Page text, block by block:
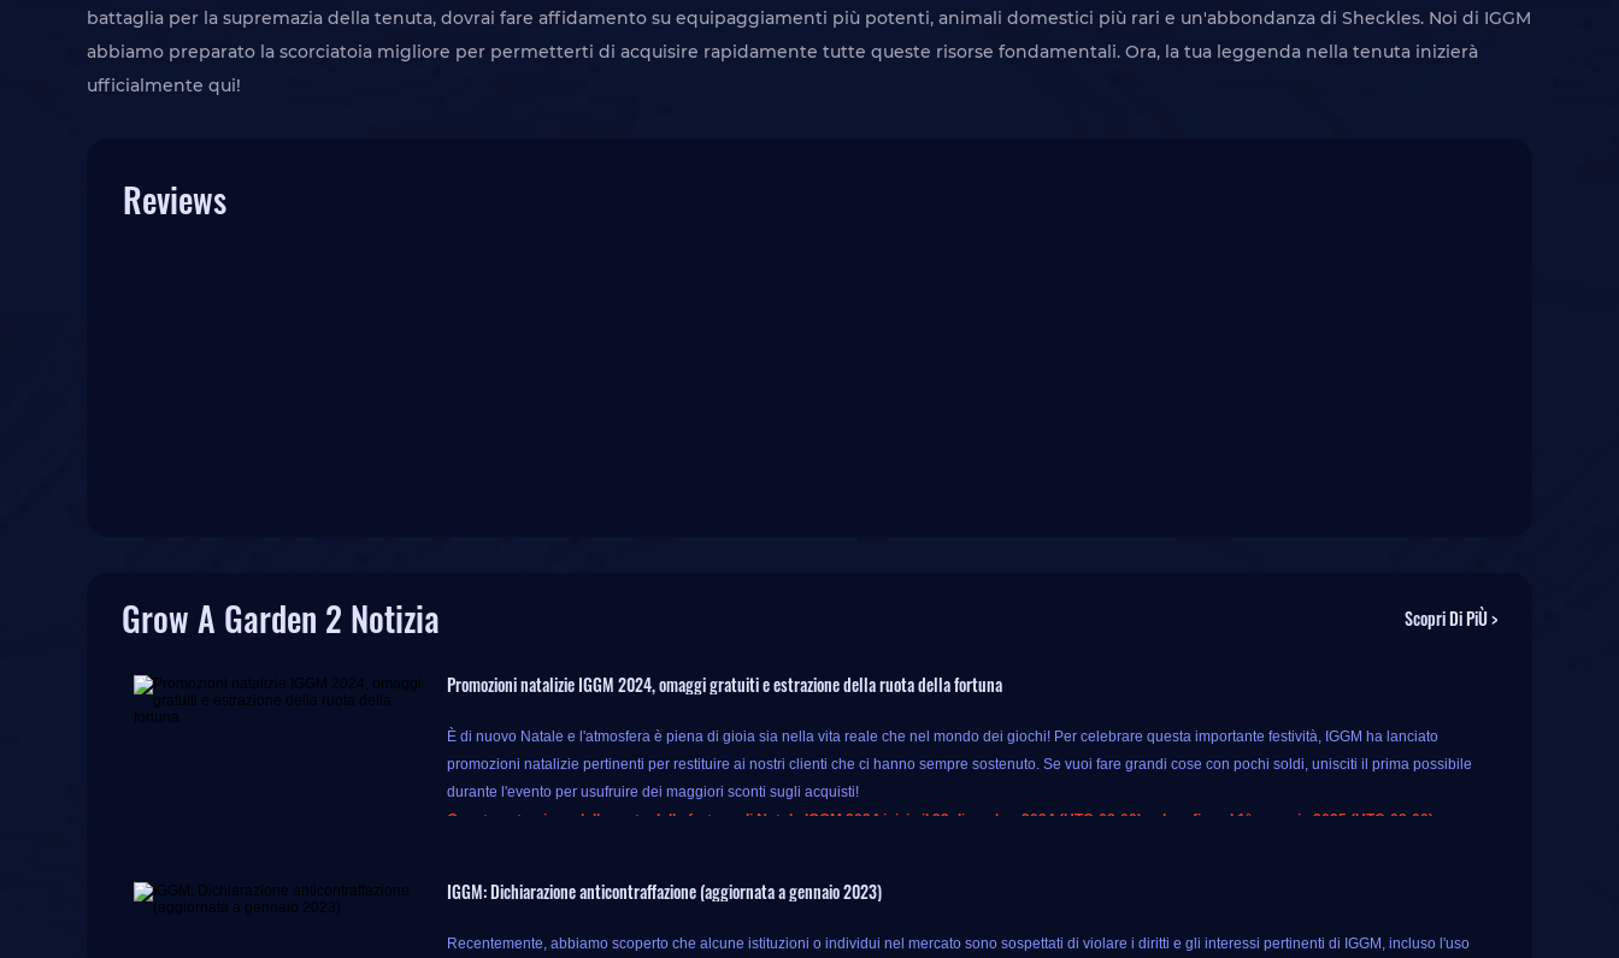
battaglia per la supremazia della tenuta, dovrai fare affidamento su equipaggiamenti più potenti, animali domestici più rari e un'abbondanza di Sheckles. Noi di IGGM
abbiamo preparato la scorciatoia migliore per permetterti di acquisire rapidamente tutte queste risorse fondamentali. Ora, la tua leggenda nella tenuta inizierà
ufficialmente qui!
Reviews
Grow A Garden 2 Notizia Scopri Di PiÙ >
Promozioni natalizie IGGM 2024, omaggi gratuiti e estrazione della ruota della fortuna
È di nuovo Natale e l'atmosfera è piena di gioia sia nella vita reale che nel mondo dei giochi! Per celebrare questa importante festività, IGGM ha lanciato
promozioni natalizie pertinenti per restituire ai nostri clienti che ci hanno sempre sostenuto. Se vuoi fare grandi cose con pochi soldi, unisciti il ​​prima possibile
durante l'evento per usufruire dei maggiori sconti sugli acquisti!
Questa estrazione della ruota della fortuna di Natale IGGM 2024 inizia il 23 dicembre 2024 (UTC-08:00) e dura fino al 1° gennaio 2025 (UTC-08:00).
ottenere più prodotti di gioco solo con i soldi originali, quindi perché no?
IGGM: Dichiarazione anticontraffazione (aggiornata a gennaio 2023)
Recentemente, abbiamo scoperto che alcune istituzioni o individui nel mercato sono sospettati di violare i diritti e gli interessi pertinenti di IGGM, incluso l'uso